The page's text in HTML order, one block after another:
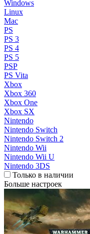
Windows
Linux
Mac
PS
PS 3
PS 4
PS 5
PSP
PS Vita
Xbox
Xbox 360
Xbox One
Xbox SX
Nintendo
Nintendo Switch
Nintendo Switch 2
Nintendo Wii
Nintendo Wii U
Nintendo 3DS
Только в наличии
Больше настроек